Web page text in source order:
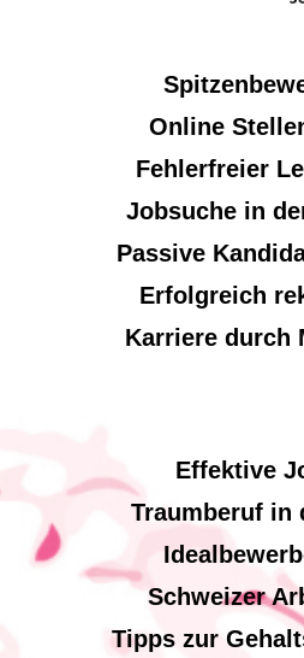
Online
Fehlerfreier
Jobsuche in
Passive
Erfolgreich
Karriere durch
Effektive
Traumberuf in
Schweizer
Tipps zur